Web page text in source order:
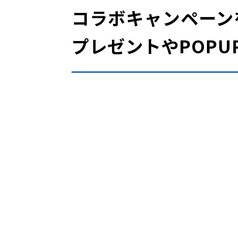
コラボキャンペー
プレゼントや